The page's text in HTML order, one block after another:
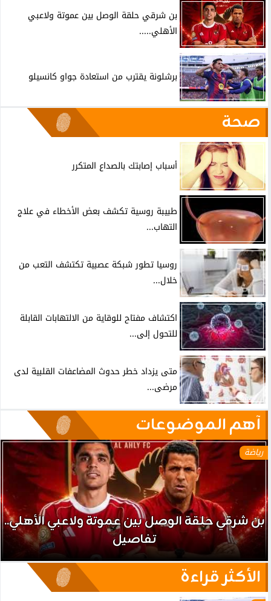
بن شرقي حلقة الوصل بين عموتة ولاعبي
الأهلي.....
برشلونة يقترب من استعادة جواو كانسيلو
صحة
أسباب إصابتك بالصداع المتكرر
طبيبة روسية تكشف بعض الأخطاء في علاج
التهاب...
روسيا تطور شبكة عصبية تكتشف التعب من
خلال...
اكتشاف مفتاح للوقاية من الالتهابات القابلة
للتحول إلى...
متى يزداد خطر حدوث المضاعفات القلبية لدى
مرضى...
آهم الموضوعات
رياضة
بن شرقي حلقة الوصل بين عموتة ولاعبي الأهلي..
تفاصيل
الأكثر قراءة